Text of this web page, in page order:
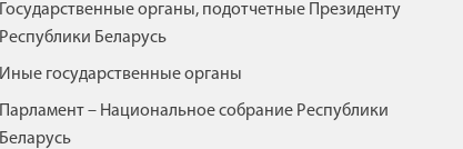
Государственные органы, подотчетные Президенту
Республики Беларусь
Иные государственные органы
Парламент – Национальное собрание Республики
Беларусь